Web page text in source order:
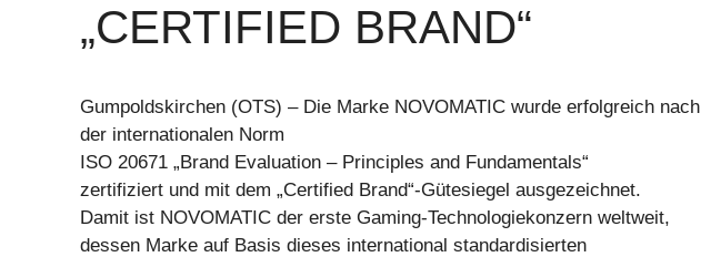
„CERTIFIED BRAND“
Gumpoldskirchen (OTS) – Die Marke NOVOMATIC wurde erfolgreich nach
der internationalen Norm
ISO 20671 „Brand Evaluation – Principles and Fundamentals“
zertifiziert und mit dem „Certified Brand“-Gütesiegel ausgezeichnet.
Damit ist NOVOMATIC der erste Gaming-Technologiekonzern weltweit,
dessen Marke auf Basis dieses international standardisierten